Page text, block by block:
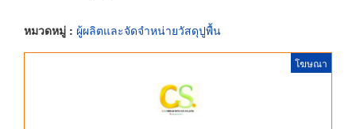
หมวดหมู่ : ผู้ผลิตและจัดจำหน่ายวัสดุปูพื้น
โฆษณา